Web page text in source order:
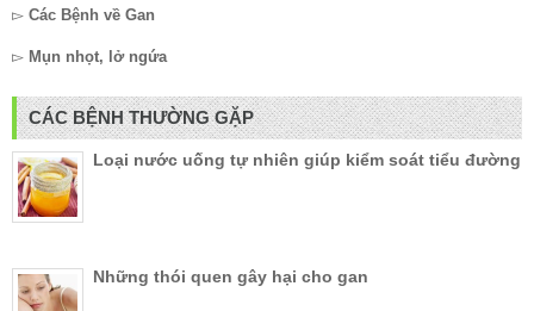
▻ Các Bệnh về Gan
▻ Mụn nhọt, lở ngứa
CÁC BỆNH THƯỜNG GẶP
Loại nước uống tự nhiên giúp kiểm soát tiểu đường
Những thói quen gây hại cho gan